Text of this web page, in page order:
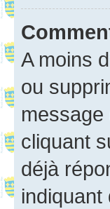
A moins
ou
cliquant
déjà
indiquant